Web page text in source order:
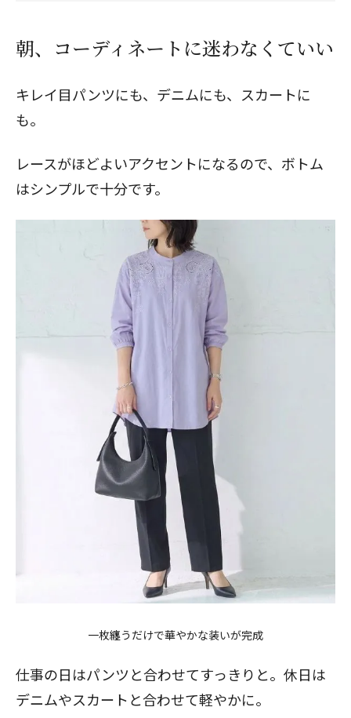
朝、コーディネートに迷わなくていい
キレイ目パンツにも、デニムにも、スカートに
も。
レースがほどよいアクセントになるので、ボトム
はシンプルで十分です。
一枚纏うだけで華やかな装いが完成
仕事の日はパンツと合わせてすっきりと。休日は
デニムやスカートと合わせて軽やかに。